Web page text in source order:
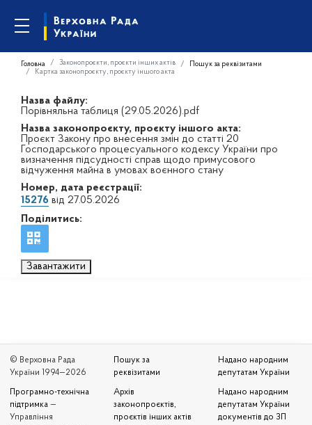
Головна Законопроєкти, проєкти інших актів
Пошук за реквізитами
Картка законопроєкту, проєкту іншого акта
Назва файлу:
Порівняльна таблиця (29.05.2026).pdf
Назва законопроєкту, проєкту іншого акта:
Проєкт Закону про внесення змін до статті 20
Господарського процесуального кодексу України про
визначення підсудності справ щодо примусового
відчуження майна в умовах воєнного стану
Номер, дата реєстрації:
15276 від 27.05.2026
Поділитись:
Завантажити
© Верховна Рада
України 1994—2026
Програмно-технічна
підтримка —
Управління
Пошук за
реквізитами
Архів
законопроєктів,
проєктів інших актів
Надано народним
депутатам України
Надано народним
депутатам України
документів до ЗП